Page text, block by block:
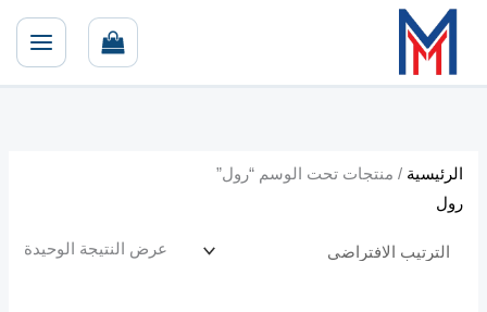
تخطي
المحتوى
الرئيسية / منتجات تحت الوسم “رول”
رول
عرض النتيجة الوحيدة